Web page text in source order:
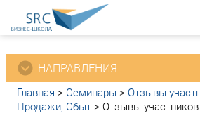
НАПРАВЛЕНИЯ
Главная > Семинары > Отзывы
Продажи, Сбыт > Отзывы